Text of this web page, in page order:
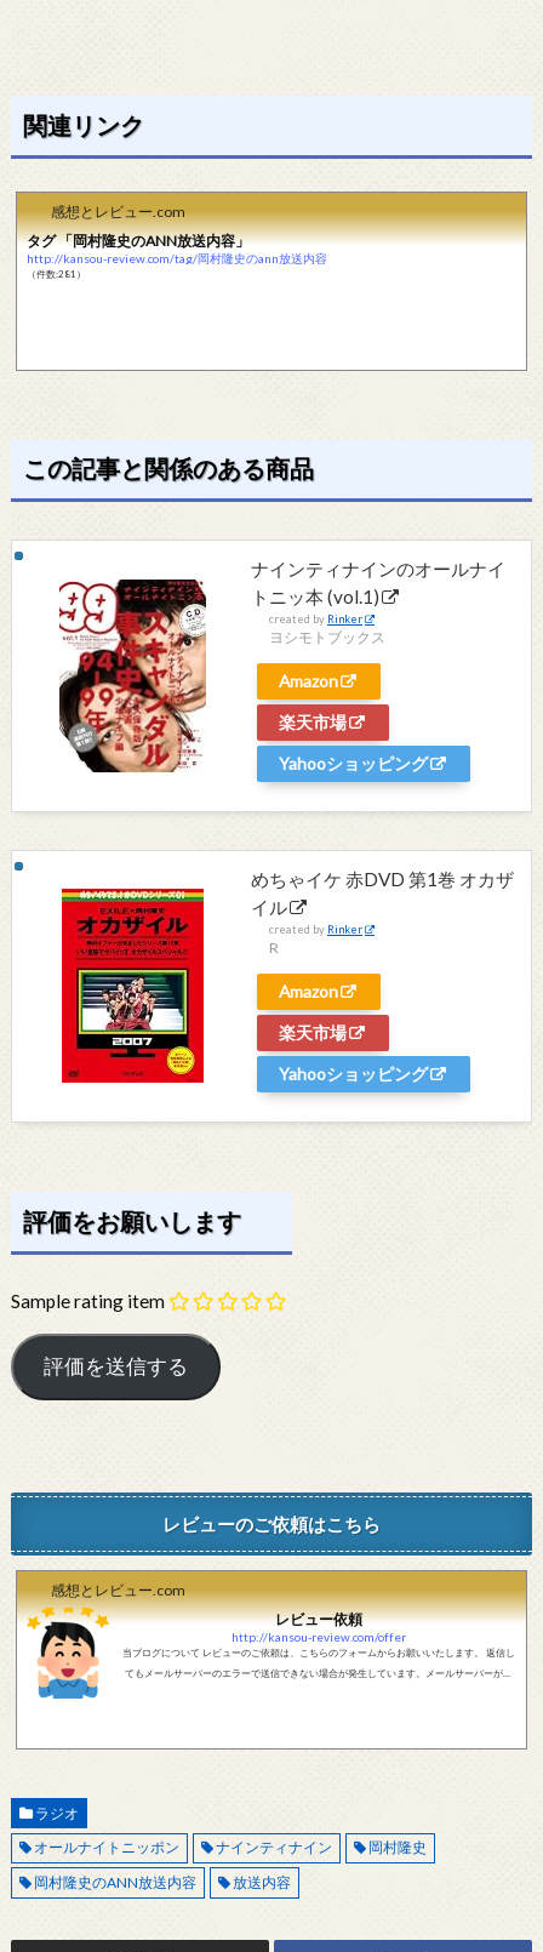
関連リンク
感想とレビュー.com
タグ 「岡村隆史のANN放送内容」
http://kansou-review.com/tag/岡村隆史のann放送内容
（件数:281）
この記事と関係のある商品
ナインティナインのオールナイ
トニッ本 (vol.1)
created by Rinker
ヨシモトブックス
Amazon
楽天市場
Yahooショッピング
めちゃイケ 赤DVD 第1巻 オカザ
イル
created by Rinker
R
Amazon
楽天市場
Yahooショッピング
評価をお願いします
Sample rating item
レビューのご依頼はこちら
感想とレビュー.com
レビュー依頼
http://kansou-review.com/offer
当ブログについて レビューのご依頼は、こちらのフォームからお願いいたします。 返信し
てもメールサーバーのエラーで送信できない場合が発生しています。メールサーバーが正
ラジオ
オールナイトニッポン
ナインティナイン
岡村隆史
岡村隆史のANN放送内容
放送内容